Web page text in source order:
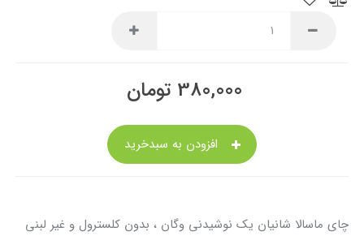
380,000 تومان
چای ماسالا شانیان یک نوشیدنی وگان ، بدون کلسترول و غیر لبنی